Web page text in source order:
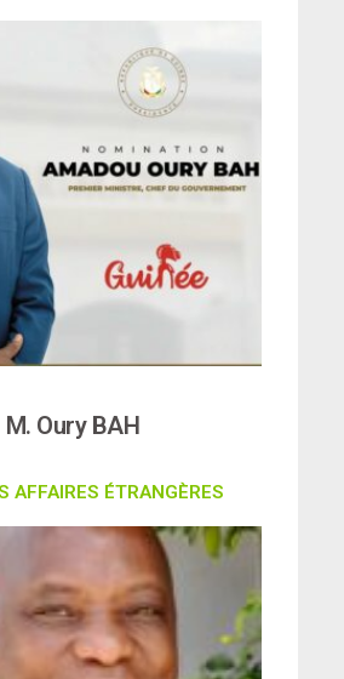
M. Oury BAH
AFFAIRES ÉTRANGÈRES